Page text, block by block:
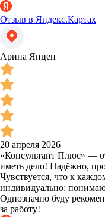
Отзыв в Яндекс.Картах
Арина Янцен
20 апреля 2026
«Консультант Плюс» —
иметь дело! Надёжно,
Чувствуется, что к
индивидуально:
Однозначно буду
за работу!